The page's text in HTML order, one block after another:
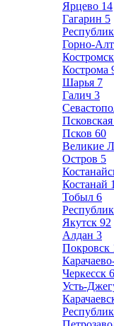
Ярцево 14
Гагарин 5
Горно-
Кострома
Шарья 7
Галич 3
Псков 60
Великие
Остров 5
Костанай
Тобыл 6
Якутск 92
Алдан 3
Покровск
Черкесск
Усть-